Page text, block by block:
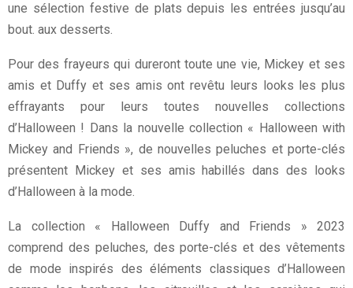
une sélection festive de plats depuis les entrées jusqu’au
bout. aux desserts.
Pour des frayeurs qui dureront toute une vie, Mickey et ses
amis et Duffy et ses amis ont revêtu leurs looks les plus
effrayants pour leurs toutes nouvelles collections
d’Halloween ! Dans la nouvelle collection « Halloween with
Mickey and Friends », de nouvelles peluches et porte-clés
présentent Mickey et ses amis habillés dans des looks
d’Halloween à la mode.
La collection « Halloween Duffy and Friends » 2023
comprend des peluches, des porte-clés et des vêtements
de mode inspirés des éléments classiques d’Halloween